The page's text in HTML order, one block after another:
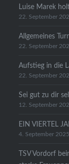
Luise Marek
22. September
Allgemeines
22. September
Aufstieg in die
22. September
Sei gut zu dir
12. September
EIN VIERTEL
4. September 2025
TSV Vordorf